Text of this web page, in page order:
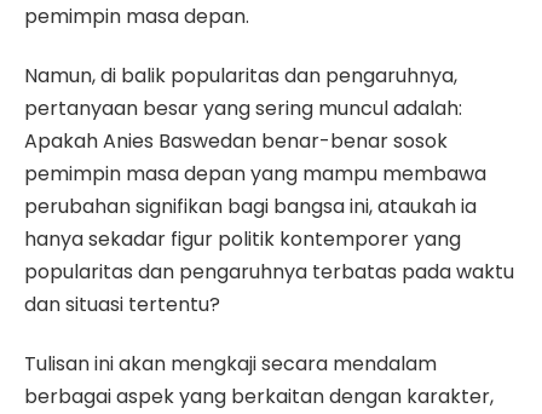
pemimpin masa depan.
Namun, di balik popularitas dan pengaruhnya,
pertanyaan besar yang sering muncul adalah:
Apakah Anies Baswedan benar-benar sosok
pemimpin masa depan yang mampu membawa
perubahan signifikan bagi bangsa ini, ataukah ia
hanya sekadar figur politik kontemporer yang
popularitas dan pengaruhnya terbatas pada waktu
dan situasi tertentu?
Tulisan ini akan mengkaji secara mendalam
berbagai aspek yang berkaitan dengan karakter,